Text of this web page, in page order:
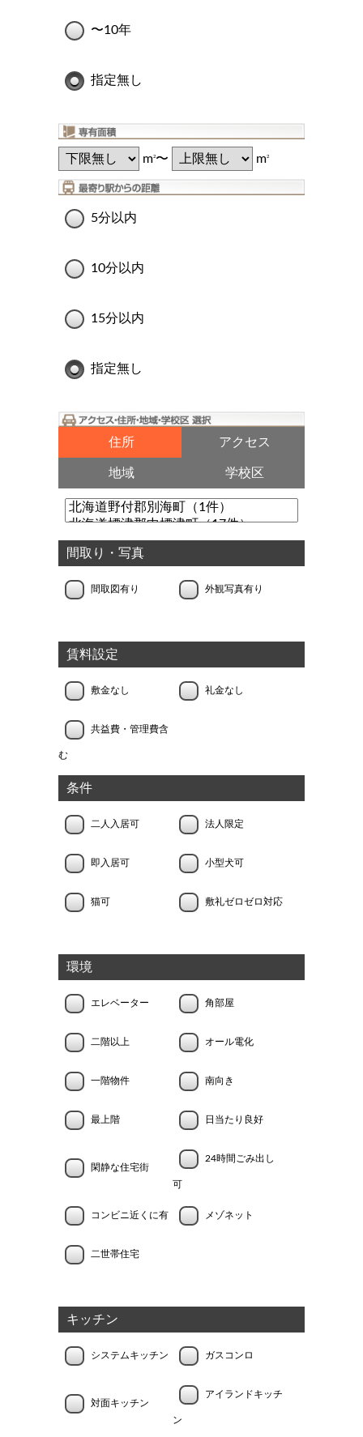
〜10年
指定無し
m2〜 m2
5分以内
10分以内
15分以内
指定無し
住所 アクセス
地域 学校区
間取り・写真
間取図有り 外観写真有り
賃料設定
敷金なし 礼金なし
共益費・管理費含
む
条件
二人入居可 法人限定
即入居可 小型犬可
猫可 敷礼ゼロゼロ対応
環境
エレベーター 角部屋
二階以上 オール電化
一階物件 南向き
最上階 日当たり良好
閑静な住宅街
24時間ごみ出し
可
コンビニ近くに有 メゾネット
二世帯住宅
キッチン
システムキッチン ガスコンロ
対面キッチン
アイランドキッチ
ン